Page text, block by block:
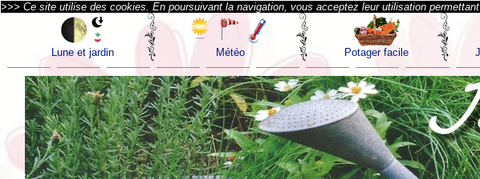
>>> Ce site utilise des cookies. En poursuivant la navigation, vous acceptez leur utilisation
Lune et jardin Météo Potager facile